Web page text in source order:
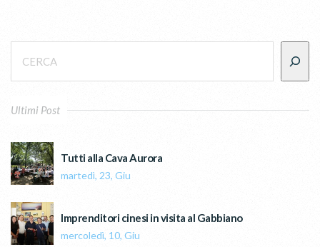
Ultimi Post
Tutti alla Cava Aurora
martedì, 23, Giu
Imprenditori cinesi in visita al Gabbiano
mercoledì, 10, Giu